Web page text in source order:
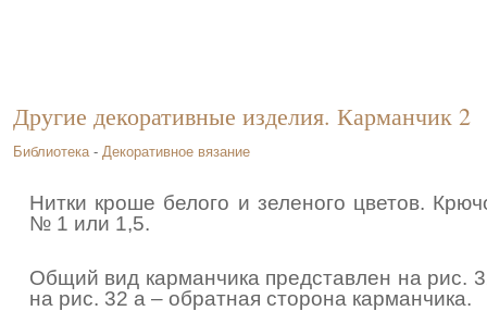
Другие декоративные изделия. Карманчик 2
Библиотека - Декоративное вязание
Нитки кроше белого и зеленого цветов.
№ 1 или 1,5.
Общий вид карманчика представлен на рис.
на рис. 32 а – обратная сторона карманчика.